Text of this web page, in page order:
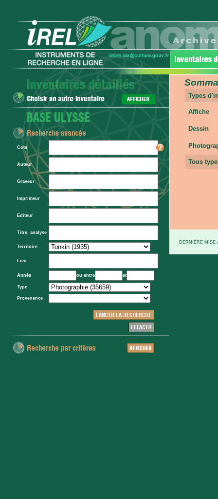
Cote
Auteur
Graveur
Imprimeur
Editeur
Titre, analyse
Territoire
Lieu
Année ou entre et
Type
Provenance
Types
Affiche
Dessin
Tous
DERNIÈRE MISE